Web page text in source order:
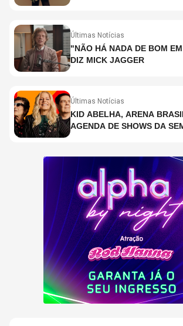
Últimas Notícias
"NÃO HÁ NADA DE BOM
DIZ MICK JAGGER
Últimas Notícias
KID ABELHA, ARENA
AGENDA DE SHOWS DA